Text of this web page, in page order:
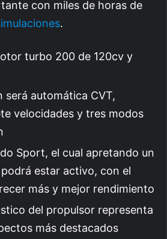
con miles de horas de
.
turbo 200 de 120cv y
será automática CVT,
velocidades y tres modos
Sport, el cual apretando un
estar activo, con el
más y mejor rendimiento
del propulsor representa
más destacados